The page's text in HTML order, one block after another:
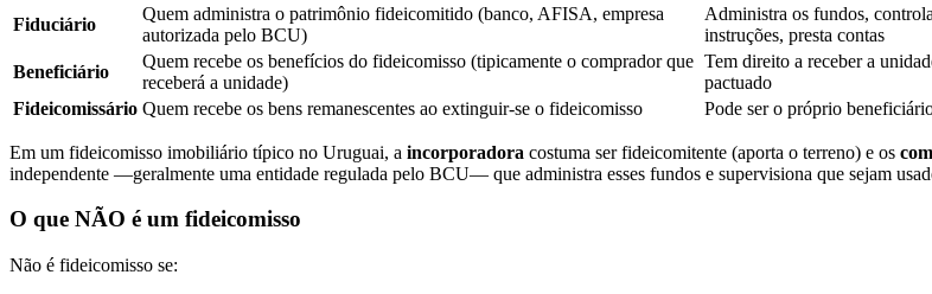
Fiduciário
Quem administra o patrimônio fideicomitido (banco, AFISA, empresa
autorizada pelo BCU)
Administra os fundos,
instruções, presta contas
Beneficiário
Quem recebe os benefícios do fideicomisso (tipicamente o comprador que
receberá a unidade)
Tem direito a receber a
pactuado
Fideicomissário Quem recebe os bens remanescentes ao extinguir-se o fideicomisso Pode ser o próprio
Em um fideicomisso imobiliário típico no Uruguai, a incorporadora costuma ser fideicomitente (aporta o terreno) e os
independente —geralmente uma entidade regulada pelo BCU— que administra esses fundos e supervisiona que sejam
O que NÃO é um fideicomisso
Não é fideicomisso se: